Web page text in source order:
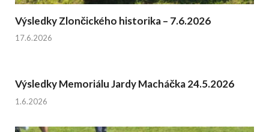
Výsledky Zlončického historika – 7.6.2026
17.6.2026
Výsledky Memoriálu Jardy Macháčka 24.5.2026
1.6.2026